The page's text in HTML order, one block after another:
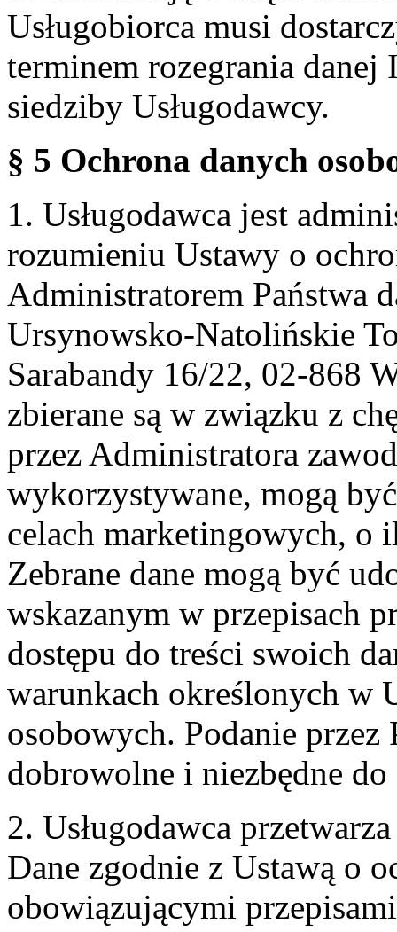
Usługobiorca musi
terminem rozegrania
siedziby Usługodawcy.
§ 5 Ochrona danych
1. Usługodawca jest
rozumieniu Ustawy o
Administratorem Państwa
Ursynowsko-Natolińskie
Sarabandy 16/22, 02-868
zbierane są w związku z
przez Administratora
wykorzystywane, mogą
celach marketingowych, o
Zebrane dane mogą być
wskazanym w przepisach
dostępu do treści swoich
warunkach określonych w
osobowych. Podanie przez
dobrowolne i niezbędne
2. Usługodawca
Dane zgodnie z Ustawą o
obowiązującymi